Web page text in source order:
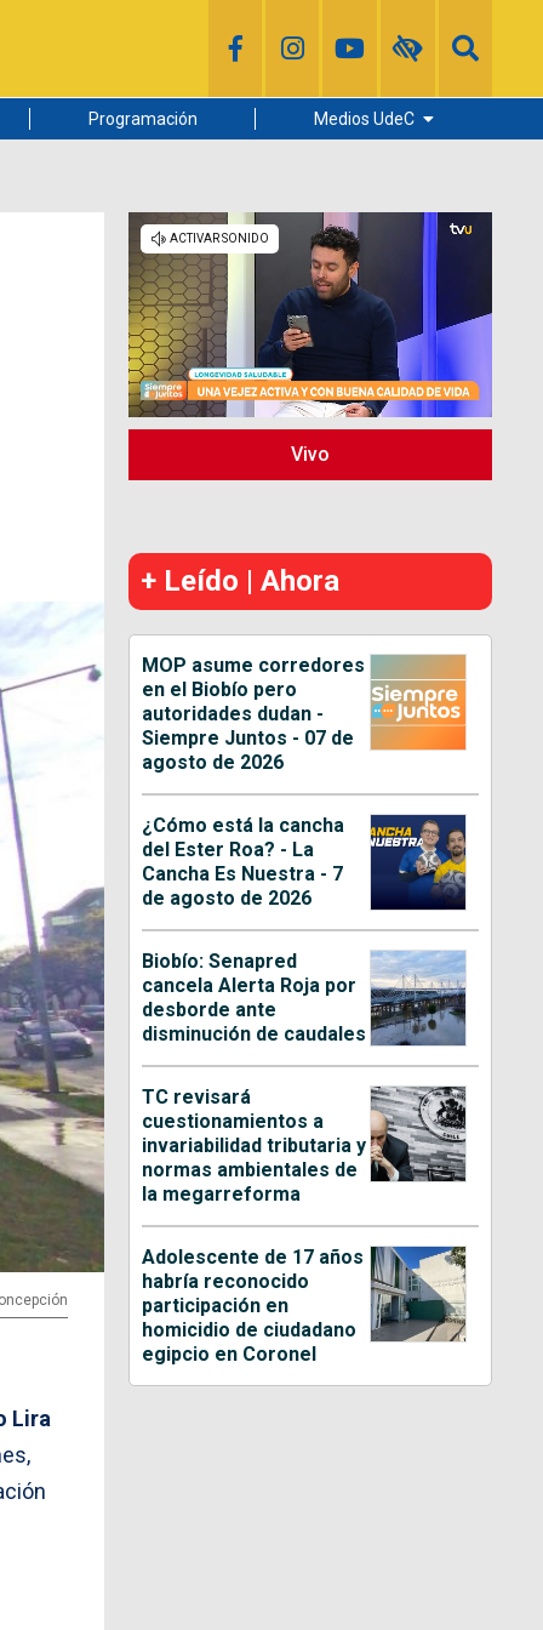
Programación Medios UdeC
Radio UdeC
Noticias UdeC
La Discusión
Lira
Vivo
+ Leído | Ahora
MOP asume corredores
en el Biobío pero
autoridades dudan -
Siempre Juntos - 07 de
agosto de 2026
¿Cómo está la cancha
del Ester Roa? - La
Cancha Es Nuestra - 7
de agosto de 2026
Biobío: Senapred
cancela Alerta Roja por
desborde ante
disminución de caudales
TC revisará
cuestionamientos a
invariabilidad tributaria y
normas ambientales de
la megarreforma
Adolescente de 17 años
habría reconocido
participación en
homicidio de ciudadano
egipcio en Coronel